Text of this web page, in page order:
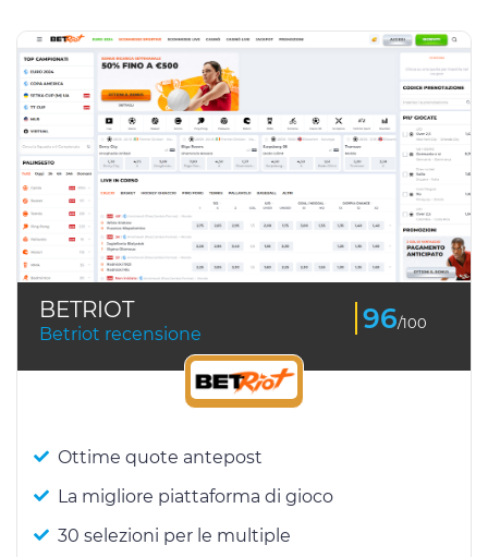
BETRIOT
Betriot recensione 96/100
Ottime quote antepost
La migliore piattaforma di gioco
30 selezioni per le multiple